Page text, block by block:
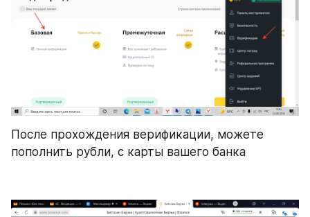
После прохождения верификации, можете
пополнить рубли, с карты вашего банка